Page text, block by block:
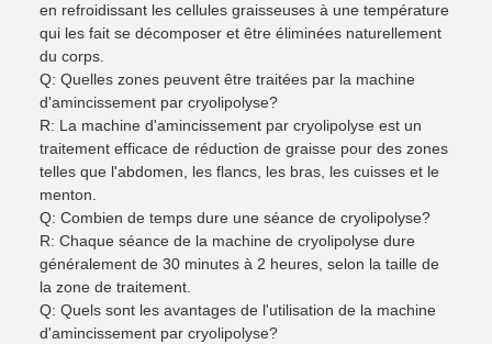
en refroidissant les cellules graisseuses à une température
qui les fait se décomposer et être éliminées naturellement
du corps.
Q: Quelles zones peuvent être traitées par la machine
d'amincissement par cryolipolyse?
R: La machine d'amincissement par cryolipolyse est un
traitement efficace de réduction de graisse pour des zones
telles que l'abdomen, les flancs, les bras, les cuisses et le
menton.
Q: Combien de temps dure une séance de cryolipolyse?
R: Chaque séance de la machine de cryolipolyse dure
généralement de 30 minutes à 2 heures, selon la taille de
la zone de traitement.
Q: Quels sont les avantages de l'utilisation de la machine
d'amincissement par cryolipolyse?